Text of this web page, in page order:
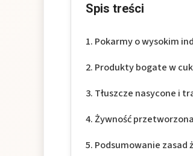
Spis treści
Pokarmy o wysokim
Produkty bogate w
Tłuszcze nasycone i
Żywność
Podsumowanie zasad